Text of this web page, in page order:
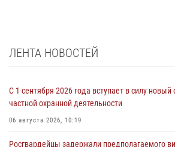
ЛЕНТА НОВОСТЕЙ
С 1 сентября 2026 года вступает в силу
частной охранной деятельности
06 августа 2026, 10:19
Росгвардейцы задержали предполагаемого